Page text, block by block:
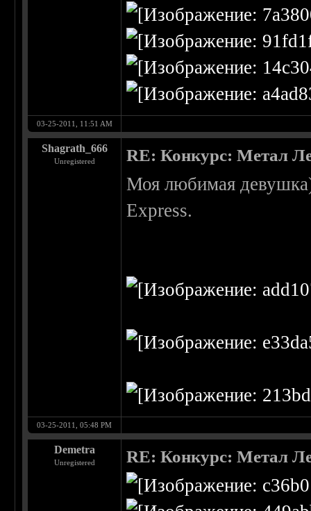
03-25-2011, 11:51 AM
Shagrath_666
Unregistered RE: Конкурс: Метал
Моя любимая
Express.
03-25-2011, 05:48 PM
Demetra
Unregistered RE: Конкурс: Метал